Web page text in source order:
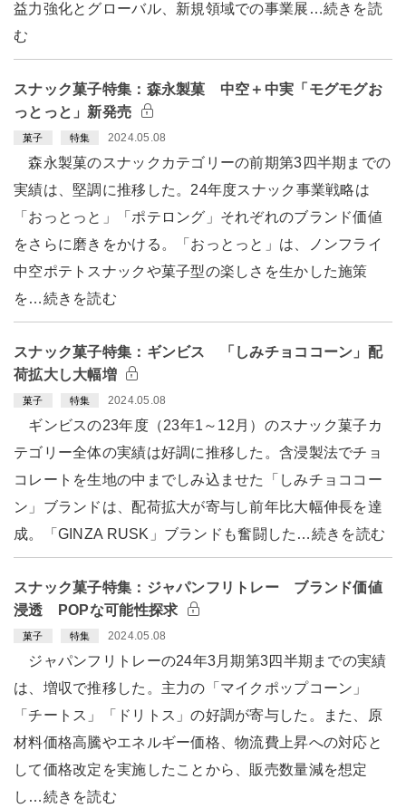
益力強化とグローバル、新規領域での事業展…続きを読
む
スナック菓子特集：森永製菓 中空＋中実「モグモグお
っとっと」新発売
菓子 特集 2024.05.08
森永製菓のスナックカテゴリーの前期第3四半期までの
実績は、堅調に推移した。24年度スナック事業戦略は
「おっとっと」「ポテロング」それぞれのブランド価値
をさらに磨きをかける。「おっとっと」は、ノンフライ
中空ポテトスナックや菓子型の楽しさを生かした施策
を…続きを読む
スナック菓子特集：ギンビス 「しみチョココーン」配
荷拡大し大幅増
菓子 特集 2024.05.08
ギンビスの23年度（23年1～12月）のスナック菓子カ
テゴリー全体の実績は好調に推移した。含浸製法でチョ
コレートを生地の中までしみ込ませた「しみチョココー
ン」ブランドは、配荷拡大が寄与し前年比大幅伸長を達
成。「GINZA RUSK」ブランドも奮闘した…続きを読む
スナック菓子特集：ジャパンフリトレー ブランド価値
浸透 POPな可能性探求
菓子 特集 2024.05.08
ジャパンフリトレーの24年3月期第3四半期までの実績
は、増収で推移した。主力の「マイクポップコーン」
「チートス」「ドリトス」の好調が寄与した。また、原
材料価格高騰やエネルギー価格、物流費上昇への対応と
して価格改定を実施したことから、販売数量減を想定
し…続きを読む